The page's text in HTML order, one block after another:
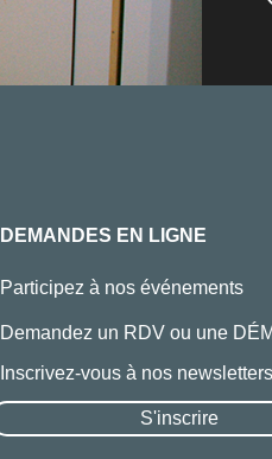
DEMANDES EN LIGNE
Participez à nos événements
Demandez un RDV ou une
Inscrivez-vous à nos
S'inscrire